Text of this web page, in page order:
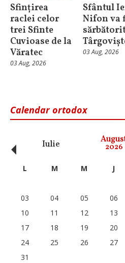
Sfințirea
raclei celor
trei Sfinte
Cuvioase de la
Văratec
03 Aug, 2026
Sfântul
Nifon va
03 Aug, 2026
Calendar ortodox
Iulie 2026
‹ L M M J
03
04 05 06
10
11 12 13
17
18 19 20
24
25 26 27
31